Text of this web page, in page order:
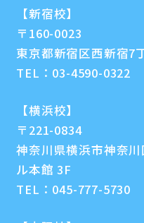
【新宿校】
〒160-0023
東京都新宿区西新宿7
TEL： 03-4590-0322
【横浜校】
〒221-0834
神奈川県横浜市神奈
ル本館 3F
TEL： 045-777-5730